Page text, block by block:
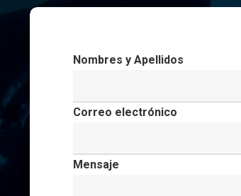
Nombres y Apellidos
Correo electrónico
Mensaje